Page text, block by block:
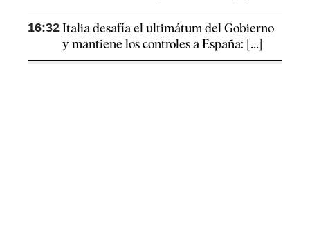
16:32 Italia desafía el ultimátum del Gobierno
y mantiene los controles a España: [...]